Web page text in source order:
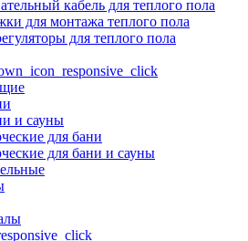
кабель для теплого пола
для монтажа теплого пола
для теплого пола
и сауны
для бани
для бани и сауны